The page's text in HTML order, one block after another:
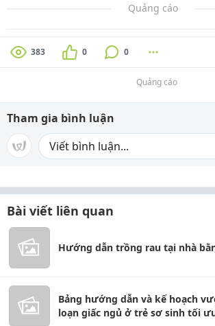
Quảng cáo
383 0 0
Quảng cáo
Tham gia bình luận
Bài viết liên quan
Hướng dẫn trồng rau tại nhà
Bảng hướng dẫn và kế hoạch
loạn giấc ngủ ở trẻ sơ sinh tối